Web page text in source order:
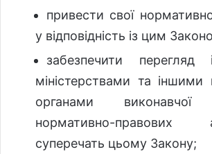
привести свої
у відповідність із цим
забезпечити перегляд
міністерствами та іншими
органами
нормативно-
суперечать цьому Закону;